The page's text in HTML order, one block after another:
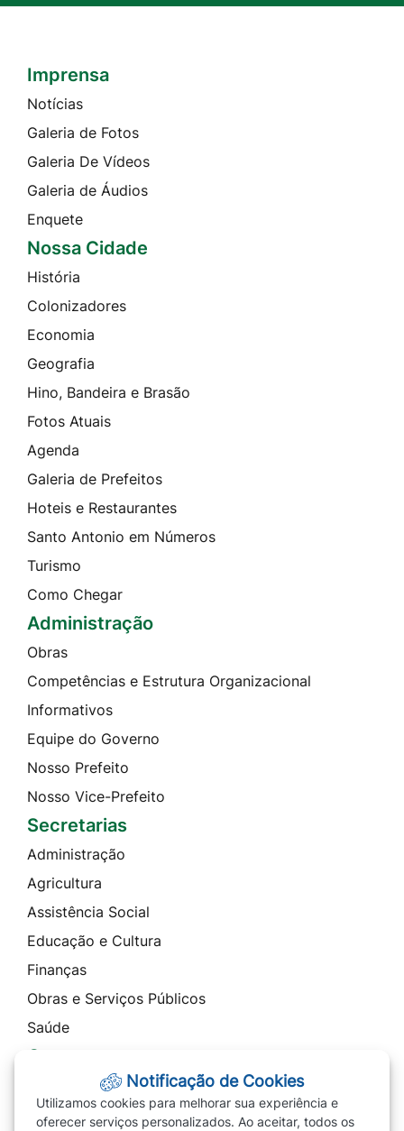
Seção do Rodapé e Contato
Imprensa
Notícias
Galeria de Fotos
Galeria De Vídeos
Galeria de Áudios
Enquete
Nossa Cidade
História
Colonizadores
Economia
Geografia
Hino, Bandeira e Brasão
Fotos Atuais
Agenda
Galeria de Prefeitos
Hoteis e Restaurantes
Santo Antonio em Números
Turismo
Como Chegar
Administração
Obras
Competências e Estrutura Organizacional
Informativos
Equipe do Governo
Nosso Prefeito
Nosso Vice-Prefeito
Secretarias
Administração
Agricultura
Assistência Social
Educação e Cultura
Finanças
Obras e Serviços Públicos
Saúde
Contato
Ouvidoria
Notificação de Cookies
Utilizamos cookies para melhorar sua experiência e
oferecer serviços personalizados. Ao aceitar, todos os